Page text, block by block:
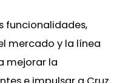
funcionalidades,
mercado y la línea
mejorar la